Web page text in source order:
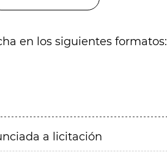
en los siguientes formatos:
a licitación